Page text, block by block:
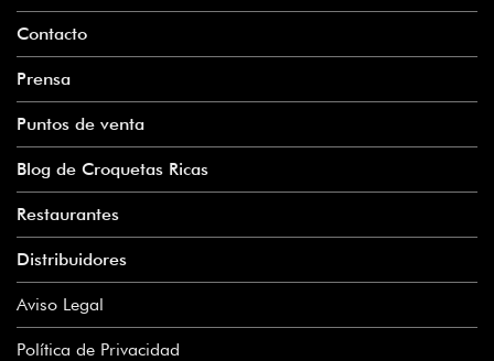
Contacto
Prensa
Puntos de venta
Blog de Croquetas Ricas
Restaurantes
Distribuidores
Aviso Legal
Política de Privacidad